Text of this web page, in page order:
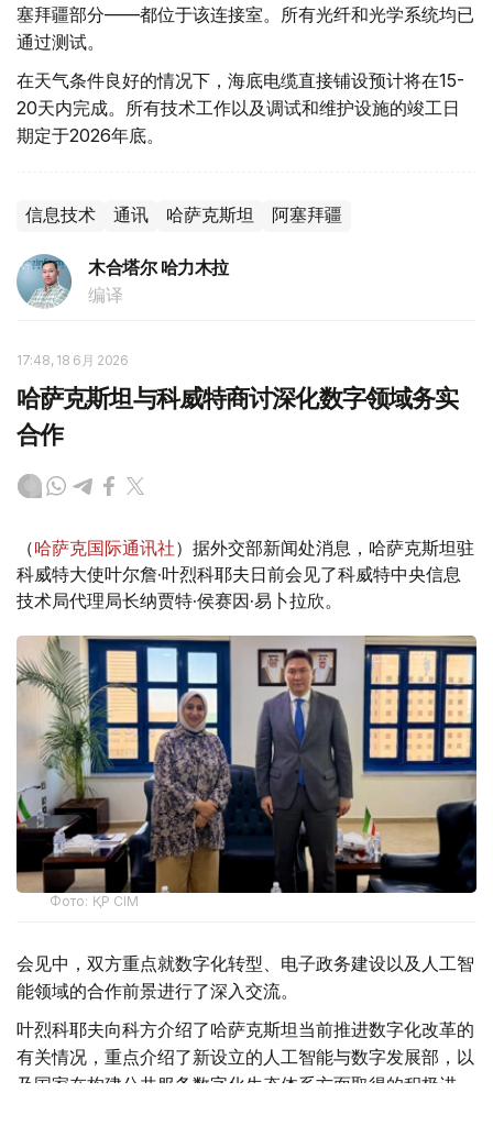
塞拜疆部分——都位于该连接室。所有光纤和光学系统均已
通过测试。
在天气条件良好的情况下，海底电缆直接铺设预计将在15-
20天内完成。所有技术工作以及调试和维护设施的竣工日
期定于2026年底。
信息技术 通讯 哈萨克斯坦 阿塞拜疆
木合塔尔 哈力木拉
编译
17:48, 18 6月 2026
哈萨克斯坦与科威特商讨深化数字领域务实
合作
（哈萨克国际通讯社）据外交部新闻处消息，哈萨克斯坦驻
科威特大使叶尔詹·叶烈科耶夫日前会见了科威特中央信息
技术局代理局长纳贾特·侯赛因·易卜拉欣。
Фото: ҚР СІМ
会见中，双方重点就数字化转型、电子政务建设以及人工智
能领域的合作前景进行了深入交流。
叶烈科耶夫向科方介绍了哈萨克斯坦当前推进数字化改革的
有关情况，重点介绍了新设立的人工智能与数字发展部，以
及国家在构建公共服务数字化生态体系方面取得的积极进